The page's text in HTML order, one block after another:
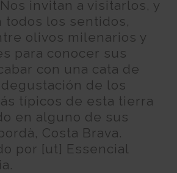
invitan a visitarlos, y
todos los sentidos,
olivos milenarios y
para conocer sus
con una cata de
de los
típicos de esta tierra
en alguno de sus
Costa Brava.
por [ut] Essencial